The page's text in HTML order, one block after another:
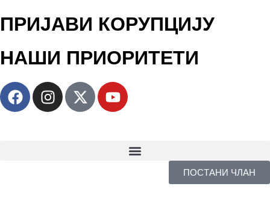
ПРИЈАВИ КОРУПЦИЈУ
НАШИ ПРИОРИТЕТИ
ПОСТАНИ ЧЛАН